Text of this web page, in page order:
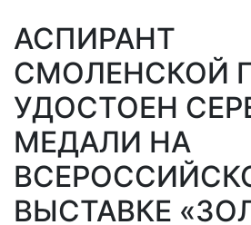
АСПИРАНТ
СМОЛЕНСКОЙ
УДОСТОЕН
МЕДАЛИ НА
ВЫСТАВКЕ